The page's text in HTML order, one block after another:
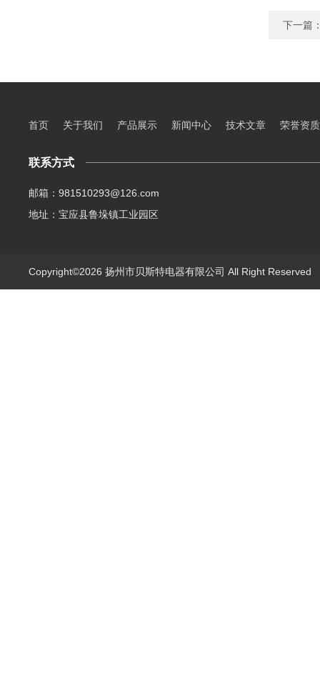
下一篇
首页 关于我们 产品展示 新闻中心 技术文章 荣誉资质
联系方式
邮箱：981510293@126.com
地址：宝应县鲁垛镇工业园区
Copyright©2026 扬州市贝斯特电器有限公司 All Right